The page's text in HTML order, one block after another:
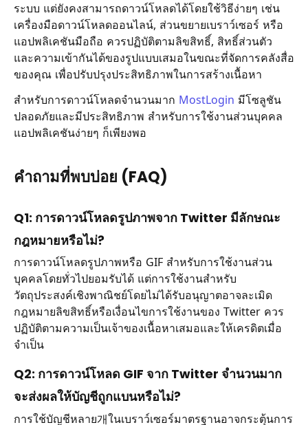
ระบบ แต่ยังคงสามารถดาวน์โหลดได้โดยใช้วิธีง่ายๆ เช่น
เครื่องมือดาวน์โหลดออนไลน์, ส่วนขยายเบราว์เซอร์ หรือ
แอปพลิเคชันมือถือ ควรปฏิบัติตามลิขสิทธิ์, สิทธิ์ส่วนตัว
และความเข้ากันได้ของรูปแบบเสมอในขณะที่จัดการคลังสื่อ
ของคุณ เพื่อปรับปรุงประสิทธิภาพในการสร้างเนื้อหา
สำหรับการดาวน์โหลดจำนวนมาก MostLogin มีโซลูชัน
ปลอดภัยและมีประสิทธิภาพ สำหรับการใช้งานส่วนบุคคล
แอปพลิเคชันง่ายๆ ก็เพียงพอ
คำถามที่พบบ่อย (FAQ)
Q1: การดาวน์โหลดรูปภาพจาก Twitter มีลักษณะ
กฎหมายหรือไม่?
การดาวน์โหลดรูปภาพหรือ GIF สำหรับการใช้งานส่วน
บุคคลโดยทั่วไปยอมรับได้ แต่การใช้งานสำหรับ
วัตถุประสงค์เชิงพาณิชย์โดยไม่ได้รับอนุญาตอาจละเมิด
กฎหมายลิขสิทธิ์หรือเงื่อนไขการใช้งานของ Twitter ควร
ปฏิบัติตามความเป็นเจ้าของเนื้อหาเสมอและให้เครดิตเมื่อ
จำเป็น
Q2: การดาวน์โหลด GIF จาก Twitter จำนวนมาก
จะส่งผลให้บัญชีถูกแบนหรือไม่?
การใช้บัญชีหลาย개ในเบราว์เซอร์มาตรฐานอาจกระตุ้นการ